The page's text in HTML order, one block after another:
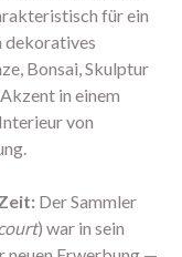
für ein
dekoratives
Bonsai, Skulptur
in einem
von
Der Sammler
) war in sein